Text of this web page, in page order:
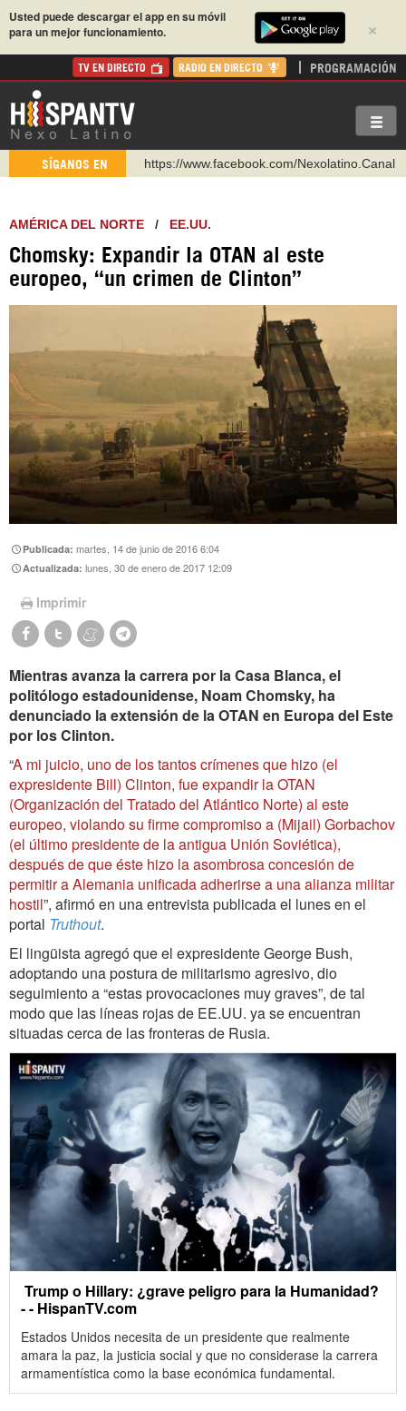
×
Usted puede descargar el app en su móvil
para un mejor funcionamiento.
TV EN DIRECTO RADIO EN DIRECTO PROGRAMACIÓN
SÍGANOS EN
https://www.facebook.com/Nexolatino.Canal
http://twitter.com/nexo_latino
https://t.me/hispantvcanal
https://urmedium.com/c/hispantv
Instagram como: hispan_tv
AMÉRICA DEL NORTE / EE.UU.
Chomsky: Expandir la OTAN al este
europeo, “un crimen de Clinton”
Publicada:martes, 14 de junio de 2016 6:04
Actualizada:lunes, 30 de enero de 2017 12:09
Imprimir
Mientras avanza la carrera por la Casa Blanca, el
politólogo estadounidense, Noam Chomsky, ha
denunciado la extensión de la OTAN en Europa del Este
por los Clinton.
“A mi juicio, uno de los tantos crímenes que hizo (el
expresidente Bill) Clinton, fue expandir la OTAN
(Organización del Tratado del Atlántico Norte) al este
europeo, violando su firme compromiso a (Mijail) Gorbachov
(el último presidente de la antigua Unión Soviética),
después de que éste hizo la asombrosa concesión de
permitir a Alemania unificada adherirse a una alianza militar
hostil”, afirmó en una entrevista publicada el lunes en el
portal Truthout.
El lingüista agregó que el expresidente George Bush,
adoptando una postura de militarismo agresivo, dio
seguimiento a “estas provocaciones muy graves”, de tal
modo que las líneas rojas de EE.UU. ya se encuentran
situadas cerca de las fronteras de Rusia.
Trump o Hillary: ¿grave peligro para la Humanidad?
- - HispanTV.com
Estados Unidos necesita de un presidente que realmente
amara la paz, la justicia social y que no considerase la carrera
armamentística como la base económica fundamental.